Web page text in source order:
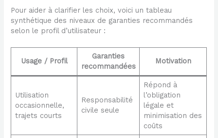
Pour aider à clarifier les choix, voici un tableau
synthétique des niveaux de garanties recommandés
selon le profil d’utilisateur :
Usage / Profil
Garanties
recommandées
Motivation
Utilisation
occasionnelle,
trajets courts
Responsabilité
civile seule
Répond à
l’obligation
légale et
minimisation des
coûts